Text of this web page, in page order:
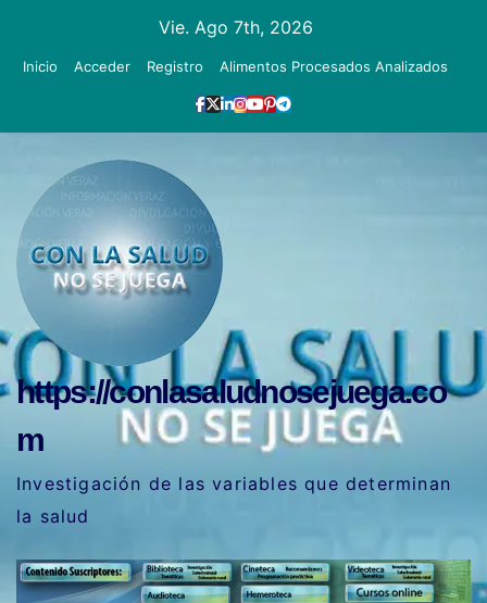
Vie. Ago 7th, 2026
Inicio Acceder Registro Alimentos Procesados Analizados
https://conlasaludnosejuega.co
m
Investigación de las variables que determinan
la salud